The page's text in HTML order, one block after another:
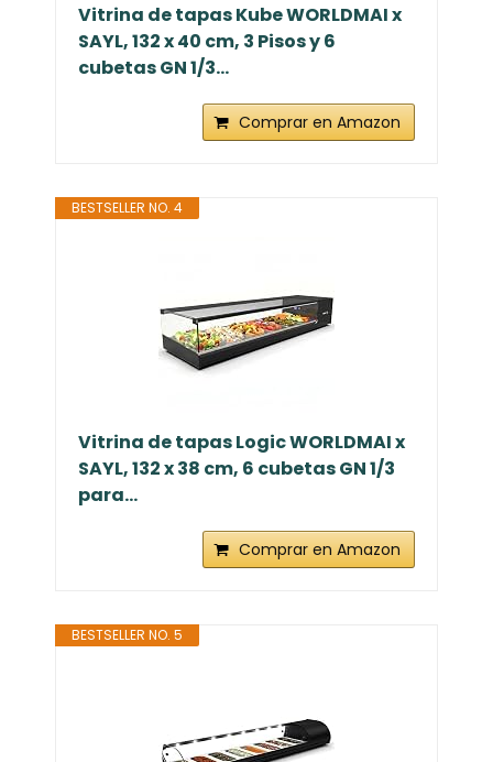
Vitrina de tapas Kube WORLDMAI x
SAYL, 132 x 40 cm, 3 Pisos y 6
cubetas GN 1/3...
Comprar en Amazon
BESTSELLER NO. 4
Vitrina de tapas Logic WORLDMAI x
SAYL, 132 x 38 cm, 6 cubetas GN 1/3
para...
Comprar en Amazon
BESTSELLER NO. 5